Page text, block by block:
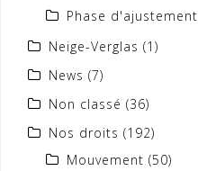
Phase d'ajustement
Neige-Verglas (1)
News (7)
Non classé (36)
Nos droits (192)
Mouvement (50)